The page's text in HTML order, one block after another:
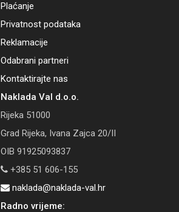
Plaćanje
Privatnost podataka
Reklamacije
Odabrani partneri
Kontaktirajte nas
Naklada Val d.o.o.
Rijeka 51000
Grad Rijeka, Ivana Zajca 20/II
OIB 91925093837
+385 51 606-155
naklada@naklada-val.hr
Radno vrijeme: